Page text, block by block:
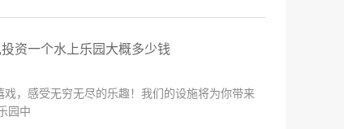
资一个水上乐园大概多少钱
，感受无穷无尽的乐趣！我们的设施将为你带来
园中